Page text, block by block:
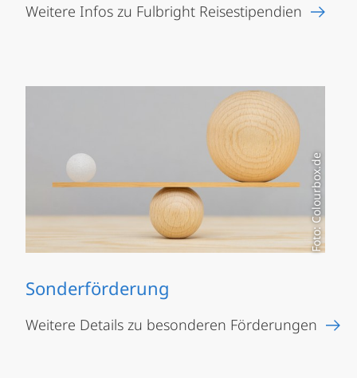
Weitere Infos zu Fulbright Reisestipendien
Foto: Colourbox.de
Sonderförderung
Weitere Details zu besonderen Förderungen